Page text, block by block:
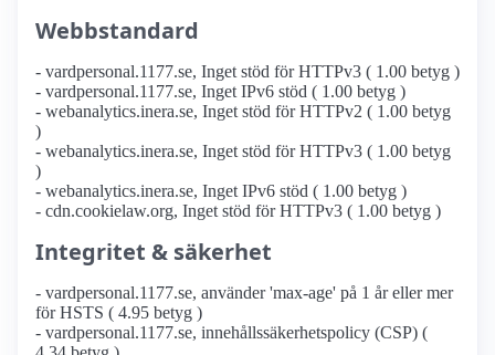
Webbstandard
- vardpersonal.1177.se, Inget stöd för HTTPv3 ( 1.00 betyg )
- vardpersonal.1177.se, Inget IPv6 stöd ( 1.00 betyg )
- webanalytics.inera.se, Inget stöd för HTTPv2 ( 1.00 betyg
)
- webanalytics.inera.se, Inget stöd för HTTPv3 ( 1.00 betyg
)
- webanalytics.inera.se, Inget IPv6 stöd ( 1.00 betyg )
- cdn.cookielaw.org, Inget stöd för HTTPv3 ( 1.00 betyg )
Integritet & säkerhet
- vardpersonal.1177.se, använder 'max-age' på 1 år eller mer
för HSTS ( 4.95 betyg )
- vardpersonal.1177.se, innehållssäkerhetspolicy (CSP) (